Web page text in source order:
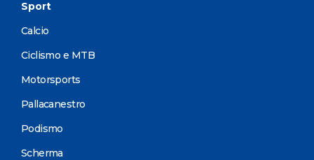
Sport
Calcio
Ciclismo e MTB
Motorsports
Pallacanestro
Podismo
Scherma